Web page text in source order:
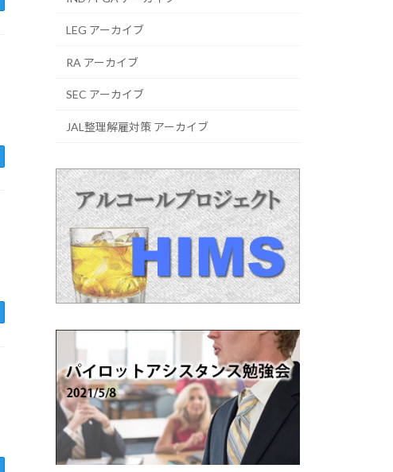
LEG アーカイブ
RA アーカイブ
SEC アーカイブ
JAL整理解雇対策 アーカイブ